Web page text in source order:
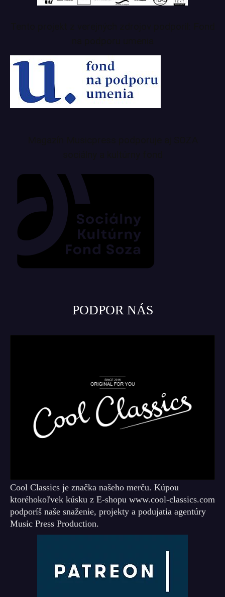
PODPOR NÁS
Cool Classics je značka našeho merču. Kúpou
ktoréhokoľvek kúsku z E-shopu www.cool-classics.com
podporíš naše snaženie, projekty a podujatia agentúry
Music Press Production.